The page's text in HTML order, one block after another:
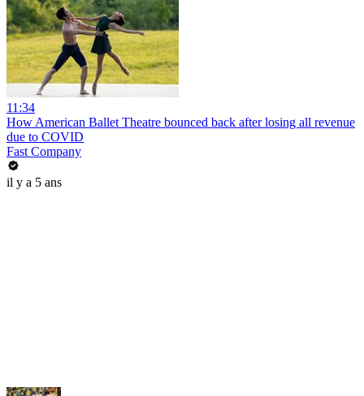
11:34
How American Ballet Theatre bounced back after losing all revenue
due to COVID
Fast Company
il y a 5 ans